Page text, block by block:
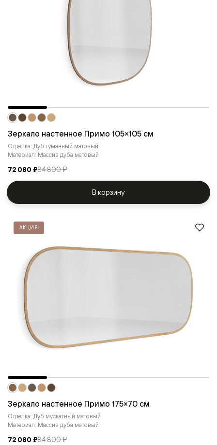
Зеркало настенное Примо 105×105 см
Отделка: Дуб туманный матовый
Материал: Массив дуба матовый
72 080 ₽84 800 ₽
В корзину
АКЦИЯ
Зеркало настенное Примо 175×70 см
Отделка: Дуб мускатный матовый
Материал: Массив дуба матовый
72 080 ₽84 800 ₽